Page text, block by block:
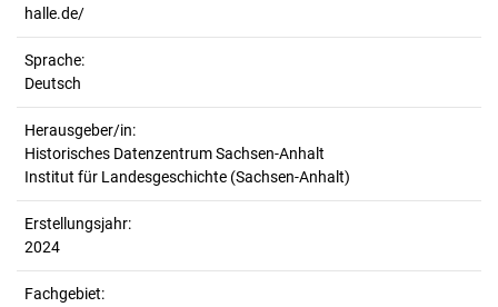
halle.de/
Sprache:
Deutsch
Herausgeber/in:
Historisches Datenzentrum Sachsen-Anhalt
Institut für Landesgeschichte (Sachsen-Anhalt)
Erstellungsjahr:
2024
Fachgebiet: